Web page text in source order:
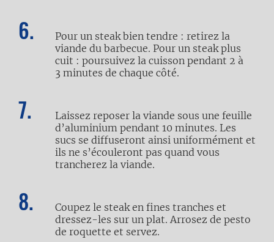
Pour un steak bien tendre : retirez la
viande du barbecue. Pour un steak plus
cuit : poursuivez la cuisson pendant 2 à
3 minutes de chaque côté.
Laissez reposer la viande sous une feuille
d’aluminium pendant 10 minutes. Les
sucs se diffuseront ainsi uniformément et
ils ne s’écouleront pas quand vous
trancherez la viande.
Coupez le steak en fines tranches et
dressez-les sur un plat. Arrosez de pesto
de roquette et servez.